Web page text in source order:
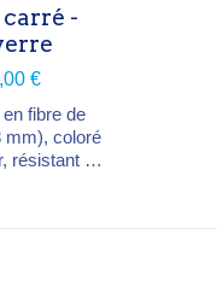
-
€
fibre de
mm), coloré
résistant au
dimensions